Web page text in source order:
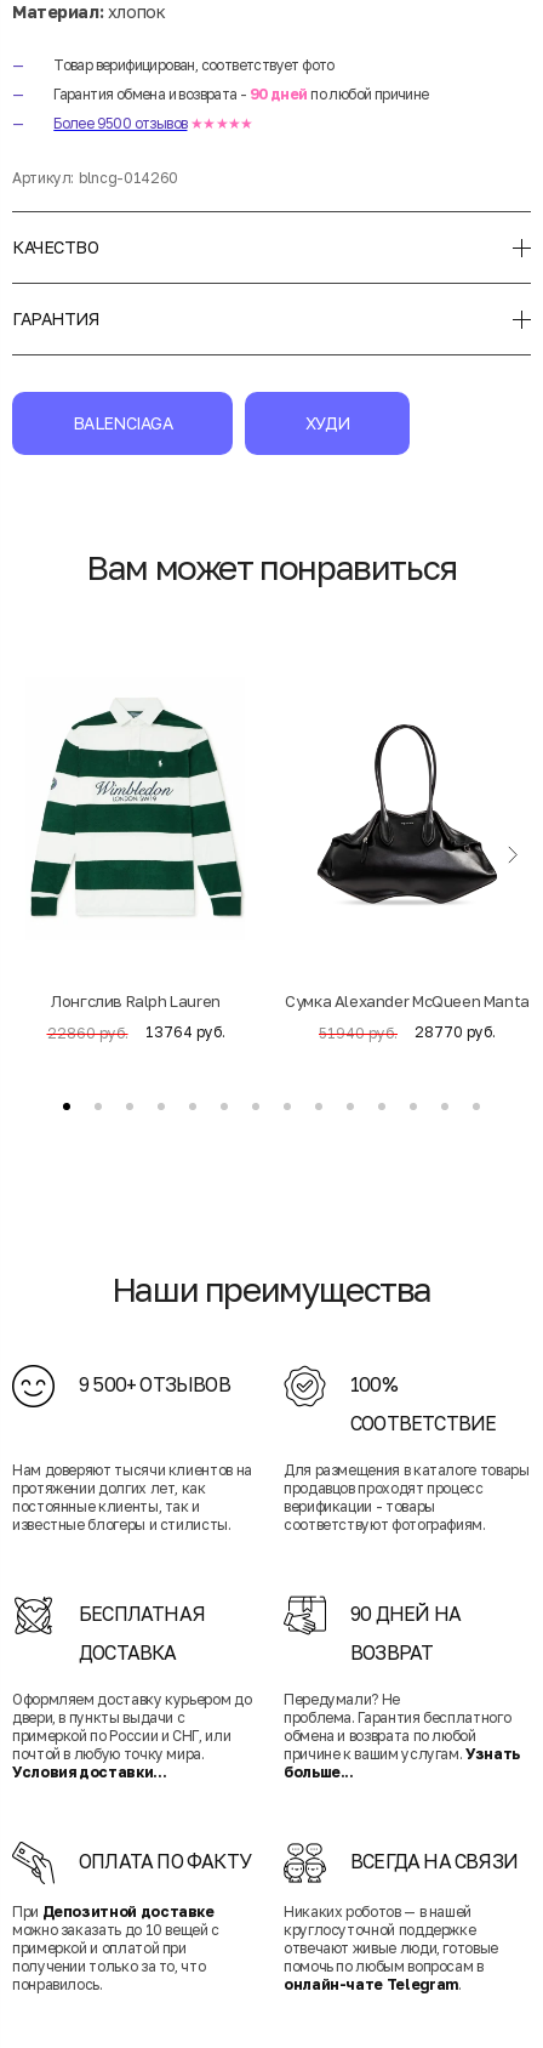
Материал:хлопок
Товар верифицирован, соответствует фото
Гарантия обмена и возврата - 90 дней по любой причине
Более 9500 отзывов ★★★★★
Артикул: blncg-014260
КАЧЕСТВО
ГАРАНТИЯ
BALENCIAGA ХУДИ
Вам может понравиться
Лонгслив Ralph Lauren
22860 руб. 13764 руб.
Cумка Alexander McQueen Manta
51940 руб. 28770 руб.
Наши преимущества
9 500+ ОТЗЫВОВ
Нам доверяют тысячи клиентов на
протяжении долгих лет, как
постоянные клиенты, так и
известные блогеры и стилисты.
100%
СООТВЕТСТВИЕ
Для размещения в каталоге товары
продавцов проходят процесс
верификации - товары
соответствуют фотографиям.
БЕСПЛАТНАЯ
ДОСТАВКА
Оформляем доставку курьером до
двери, в пункты выдачи с
примеркой по России и СНГ, или
почтой в любую точку мира.
Условия доставки...
90 ДНЕЙ НА
ВОЗВРАТ
Передумали? Не
проблема. Гарантия бесплатного
обмена и возврата по любой
причине к вашим услугам. Узнать
больше...
ОПЛАТА ПО ФАКТУ
При Депозитной доставке
можно заказать до 10 вещей с
примеркой и оплатой при
получении только за то, что
понравилось.
ВСЕГДА НА СВЯЗИ
Никаких роботов — в нашей
круглосуточной поддержке
отвечают живые люди, готовые
помочь по любым вопросам в
онлайн-чате Telegram.